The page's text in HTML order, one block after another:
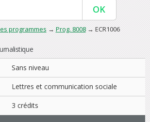
programmes → Prog. 8008→ ECR1006
Sans niveau
Lettres et communication sociale
3 crédits